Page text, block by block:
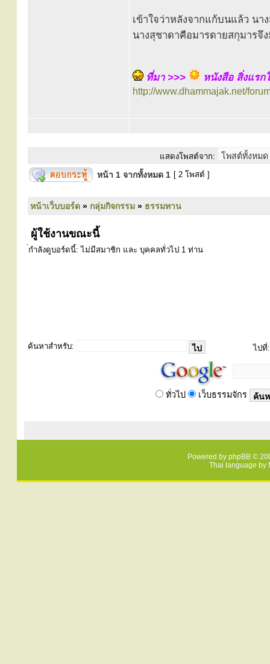
เข้าใจว่าหลังจากแก้บนแล้ว น
นางสุชาดาคือมารดายสกุมารจึ
ที่มา >>> หนังสือ สิ่งแรก
http://www.dhammajak.net/
แสดงโพสต์จาก:
หน้า 1 จากทั้งหมด 1 [ 2 โพสต์ ]
หน้าเว็บบอร์ด » กลุ่มกิจกรรม » ธรรมทาน
ผู้ใช้งานขณะนี้
่กำลังดูบอร์ดนี้: ไม่มีสมาชิก และ บุคคลทั่วไป 1 ท่าน
ค้นหาสำหรับ: ไปที่:
ทั่วไป เว็บธรรมจักร
Powered by phpBB ©
Thai language by